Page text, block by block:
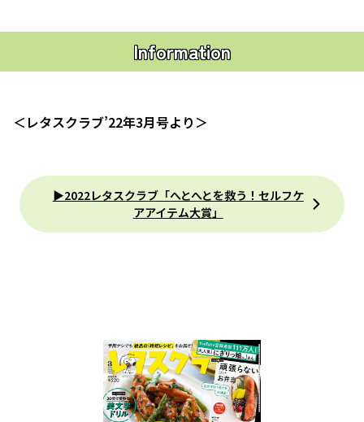
Information
＜レタスクラブ’22年3月号より＞
▶2022レタスクラブ「へとへとを救う！セルフケ
アアイテム大賞」